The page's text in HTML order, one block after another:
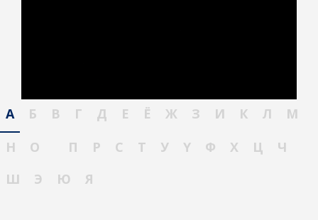
А Б В Г Д Е Ё Ж З И К Л
М
Н
О П Р С Т У Ү Ф Х Ц
Ч
Ш
Э Ю Я